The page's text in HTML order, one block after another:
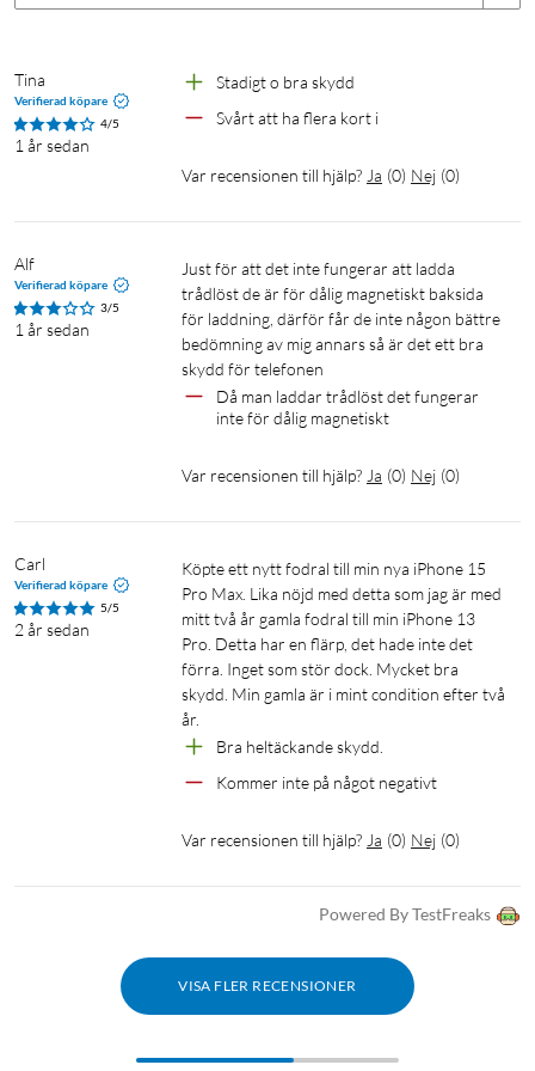
Tina
Verifierad köpare
4/5
1 år sedan
Stadigt o bra skydd
Svårt att ha flera kort i
Var recensionen till hjälp? Ja (0) Nej (0)
Alf
Verifierad köpare
3/5
1 år sedan
Just för att det inte fungerar att ladda
trådlöst de är för dålig magnetiskt baksida
för laddning, därför får de inte någon bättre
bedömning av mig annars så är det ett bra
skydd för telefonen
Då man laddar trådlöst det fungerar
inte för dålig magnetiskt
Var recensionen till hjälp? Ja (0) Nej (0)
Carl
Verifierad köpare
5/5
2 år sedan
Köpte ett nytt fodral till min nya iPhone 15
Pro Max. Lika nöjd med detta som jag är med
mitt två år gamla fodral till min iPhone 13
Pro. Detta har en flärp, det hade inte det
förra. Inget som stör dock. Mycket bra
skydd. Min gamla är i mint condition efter två
år.
Bra heltäckande skydd.
Kommer inte på något negativt
Var recensionen till hjälp? Ja (0) Nej (0)
Powered By TestFreaks
VISA FLER RECENSIONER